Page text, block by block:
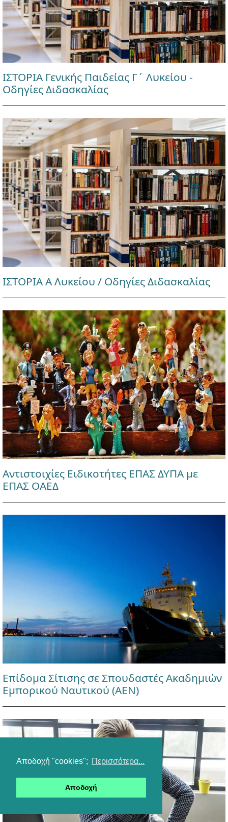
Αποδοχή "cookies"; Περισσότερα...
Αποδοχή
ΙΣΤΟΡΙΑ Γενικής Παιδείας Γ΄ Λυκείου -
Οδηγίες Διδασκαλίας
ΙΣΤΟΡΙΑ Α Λυκείου / Οδηγίες Διδασκαλίας
Αντιστοιχίες Ειδικοτήτες ΕΠΑΣ ΔΥΠΑ με
ΕΠΑΣ ΟΑΕΔ
Επίδομα Σίτισης σε Σπουδαστές Ακαδημιών
Εμπορικού Ναυτικού (ΑΕΝ)